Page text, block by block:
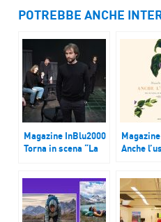
POTREBBE ANCHE
Magazine InBlu2000
Torna in scena “La
Anche